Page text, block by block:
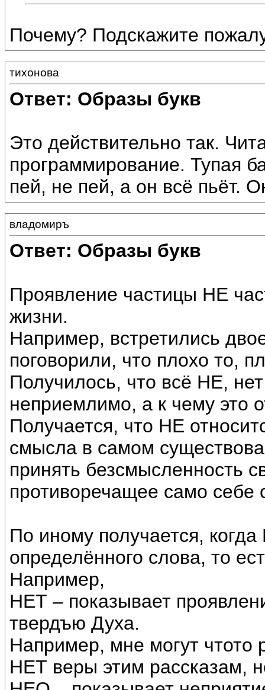
Почему? Подскажите
тихонова
Ответ: Образы букв
Это действительно так.
программирование. Тупая
пей, не пей, а он всё пьёт.
владомиръ
Ответ: Образы букв
Проявление частицы НЕ
жизни.
Например, встретились
поговорили, что плохо то,
Получилось, что всё НЕ,
неприемлимо, а к чему это
Получается, что НЕ
смысла в самом
принять безсмысленность
противоречащее само себе
По иному получается,
определённого слова, то
Например,
НЕТ – показывает
твердъю Духа.
Например, мне могут чтото
НЕТ веры этим рассказам,